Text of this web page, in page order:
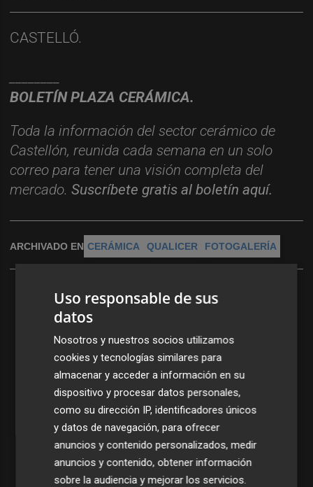
CASTELLÓ.
BOLETÍN PLAZA CERÁMICA.
Toda la información del sector cerámico de
Castellón, reunida cada semana en un solo
correo para tener una visión completa del
mercado.Suscríbete gratis alboletín aquí.
ARCHIVADO EN CERÁMICA QUALICER FOTOGALERÍA
Uso responsable de sus
datos
Nosotros y nuestros socios utilizamos
cookies y tecnologías similares para
almacenar y acceder a información en su
dispositivo y procesar datos personales,
como su dirección IP, identificadores únicos
y datos de navegación, para ofrecer
anuncios y contenido personalizados, medir
anuncios y contenido, obtener información
sobre la audiencia y mejorar los servicios.